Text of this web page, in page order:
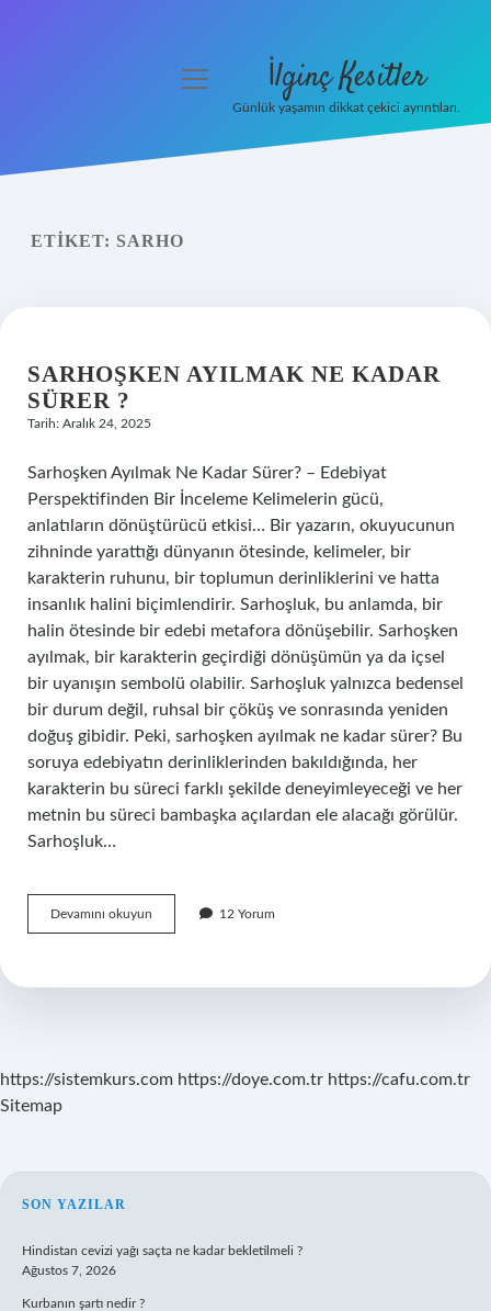
Yasal Uyarı
menüyü
İlginç Kesitler
Günlük yaşamın dikkat çekici ayrıntıları.
ETIKET: SARHO
SARHOŞKEN AYILMAK NE KADAR
SÜRER ?
Tarih: Aralık 24, 2025
Sarhoşken Ayılmak Ne Kadar Sürer? – Edebiyat
Perspektifinden Bir İnceleme Kelimelerin gücü,
anlatıların dönüştürücü etkisi… Bir yazarın, okuyucunun
zihninde yarattığı dünyanın ötesinde, kelimeler, bir
karakterin ruhunu, bir toplumun derinliklerini ve hatta
insanlık halini biçimlendirir. Sarhoşluk, bu anlamda, bir
halin ötesinde bir edebi metafora dönüşebilir. Sarhoşken
ayılmak, bir karakterin geçirdiği dönüşümün ya da içsel
bir uyanışın sembolü olabilir. Sarhoşluk yalnızca bedensel
bir durum değil, ruhsal bir çöküş ve sonrasında yeniden
doğuş gibidir. Peki, sarhoşken ayılmak ne kadar sürer? Bu
soruya edebiyatın derinliklerinden bakıldığında, her
karakterin bu süreci farklı şekilde deneyimleyeceği ve her
metnin bu süreci bambaşka açılardan ele alacağı görülür.
Sarhoşluk…
Devamını okuyun Sarhoşken
ayılmak
sürer
12 Yorum
https://sistemkurs.com https://doye.com.tr https://cafu.com.tr
Sitemap
SIDEBAR
SON YAZILAR
Hindistan cevizi yağı saçta ne kadar bekletilmeli ?
Ağustos 7, 2026
Kurbanın şartı nedir ?